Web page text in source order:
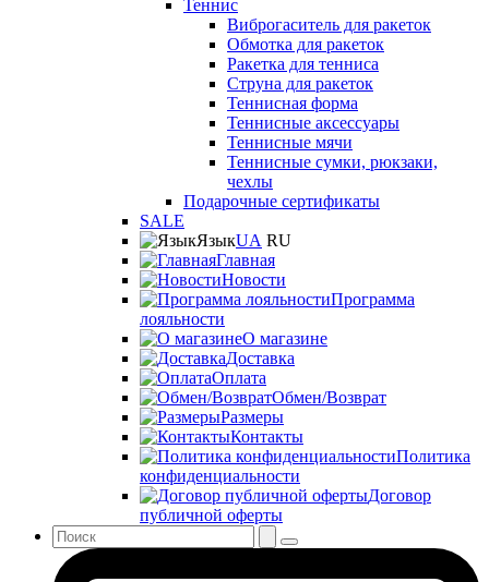
Теннис
Виброгаситель для ракеток
Обмотка для ракеток
Ракетка для тенниса
Струна для ракеток
Теннисная форма
Теннисные аксессуары
Теннисные мячи
Теннисные сумки, рюкзаки,
чехлы
Подарочные сертификаты
SALE
ЯзыкUA RU
Главная
Новости
Программа
лояльности
О магазине
Доставка
Оплата
Обмен/Возврат
Размеры
Контакты
Политика
конфиденциальности
Договор
публичной оферты